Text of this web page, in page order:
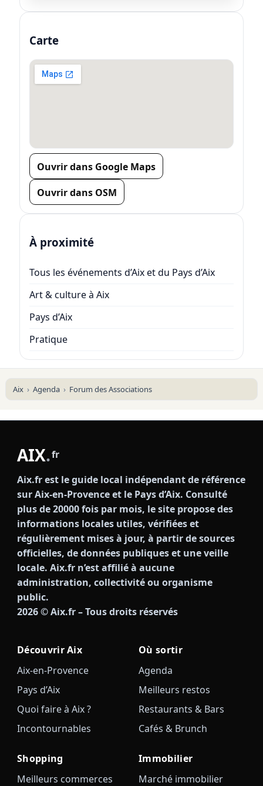
Carte
Ouvrir dans Google Maps
Ouvrir dans OSM
À proximité
Tous les événements d’Aix et du Pays d’Aix
Art & culture à Aix
Pays d’Aix
Pratique
Aix Agenda Forum des Associations
AIX.fr
Aix.fr est le guide local indépendant de référence
sur Aix-en-Provence et le Pays d’Aix. Consulté
plus de 20000 fois par mois, le site propose des
informations locales utiles, vérifiées et
régulièrement mises à jour, à partir de sources
officielles, de données publiques et une veille
locale. Aix.fr n’est affilié à aucune
administration, collectivité ou organisme
public.
2026© Aix.fr – Tous droits réservés
Découvrir Aix
Aix-en-Provence
Pays d’Aix
Quoi faire à Aix ?
Incontournables
Où sortir
Agenda
Meilleurs restos
Restaurants & Bars
Cafés & Brunch
Shopping
Meilleurs commerces
Immobilier
Marché immobilier